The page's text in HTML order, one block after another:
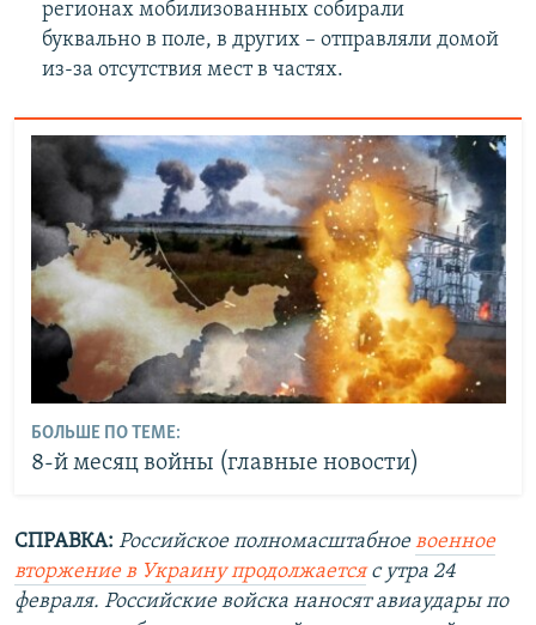
регионах мобилизованных собирали
буквально в поле, в других – отправляли домой
из-за отсутствия мест в частях.
БОЛЬШЕ ПО ТЕМЕ:
8-й месяц войны (главные новости)
СПРАВКА: Российское полномасштабноевоенное
вторжение в Украину продолжаетсяс утра 24
февраля. Российские войска наносят авиаудары по